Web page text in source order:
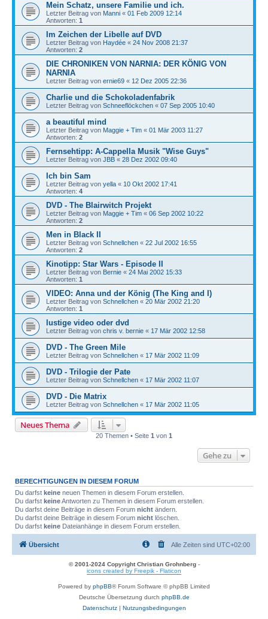
Mein Schatz, unsere Familie und ich.
Letzter Beitrag von Manni « 01 Feb 2009 12:14
Antworten: 1
Im Zeichen der Libelle auf DVD
Letzter Beitrag von Haydée « 24 Nov 2008 21:37
Antworten: 2
DIE CHRONIKEN VON NARNIA: DER KÖNIG VON
NARNIA
Letzter Beitrag von ernie69 « 12 Dez 2005 22:36
Charlie und die Schokoladenfabrik
Letzter Beitrag von Schneeflöckchen « 07 Sep 2005 10:40
a beautiful mind
Letzter Beitrag von Maggie + Tim « 01 Mär 2003 11:27
Antworten: 2
Fernsehtipp: A-Cappella Musik "Wise Guys"
Letzter Beitrag von JBB « 28 Dez 2002 09:40
Ich bin Sam
Letzter Beitrag von yella « 10 Okt 2002 17:41
Antworten: 4
DVD - The Blairwitch Projekt
Letzter Beitrag von Maggie + Tim « 06 Sep 2002 10:22
Antworten: 2
Men in Black II
Letzter Beitrag von Schnellchen « 22 Jul 2002 16:55
Antworten: 2
Kinotipp: Star Wars - Episode II
Letzter Beitrag von Bernie « 24 Mai 2002 15:33
Antworten: 1
VIDEO: Anna und der König (The King and I)
Letzter Beitrag von Schnellchen « 20 Mär 2002 21:20
Antworten: 1
lustige video oder dvd
Letzter Beitrag von chris v. bernie « 17 Mär 2002 12:58
DVD - The Green Mile
Letzter Beitrag von Schnellchen « 17 Mär 2002 11:09
DVD - Trilogie der Pate
Letzter Beitrag von Schnellchen « 17 Mär 2002 11:07
DVD - Die Matrix
Letzter Beitrag von Schnellchen « 17 Mär 2002 11:05
Neues Thema
20 Themen • Seite 1 von 1
Gehe zu
BERECHTIGUNGEN IN DIESEM FORUM
Du darfst keine neuen Themen in diesem Forum erstellen.
Du darfst keineAntworten zu Themen in diesem Forum erstellen.
Du darfst deine Beiträge in diesem Forum nicht ändern.
Du darfst deine Beiträge in diesem Forum nicht löschen.
Du darfst keine Dateianhänge in diesem Forum erstellen.
Übersicht Alle Zeiten sind UTC+02:00
© 2001-2024 Copyright Christian Grohnberg-
icons created by Freepik - Flaticon
Powered by phpBB® Forum Software © phpBB Limited
Deutsche Übersetzung durch phpBB.de
Datenschutz| Nutzungsbedingungen